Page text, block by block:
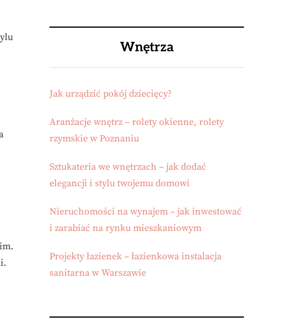
Wnętrza
Jak urządzić pokój dziecięcy?
Aranżacje wnętrz – rolety okienne, rolety
rzymskie w Poznaniu
Sztukateria we wnętrzach – jak dodać
elegancji i stylu twojemu domowi
Nieruchomości na wynajem – jak inwestować
i zarabiać na rynku mieszkaniowym
Projekty łazienek – łazienkowa instalacja
sanitarna w Warszawie